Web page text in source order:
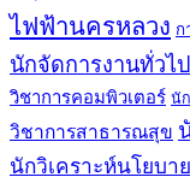
ไฟฟ้านครหลวง ก
นักจัดการงานทั่วไป
วิชาการคอมพิวเตอร์ นั
วิชาการสาธารณสุข
นักวิเคราะห์นโยบา